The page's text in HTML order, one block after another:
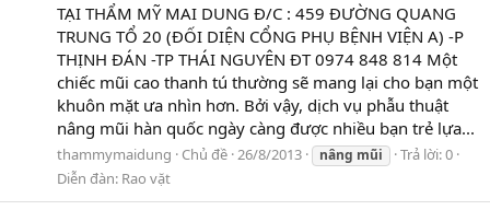
TẠI THẨM MỸ MAI DUNG Đ/C : 459 ĐƯỜNG QUANG
TRUNG TỔ 20 (ĐỐI DIỆN CỔNG PHỤ BỆNH VIỆN A) -P
THỊNH ĐÁN -TP THÁI NGUYÊN ĐT 0974 848 814 Một
chiếc mũi cao thanh tú thường sẽ mang lại cho bạn một
khuôn mặt ưa nhìn hơn. Bởi vậy, dịch vụ phẫu thuật
nâng mũi hàn quốc ngày càng được nhiều bạn trẻ lựa...
thammymaidung Chủ đề 26/8/2013 nâng mũi
Trả lời: 0
Diễn đàn: Rao vặt